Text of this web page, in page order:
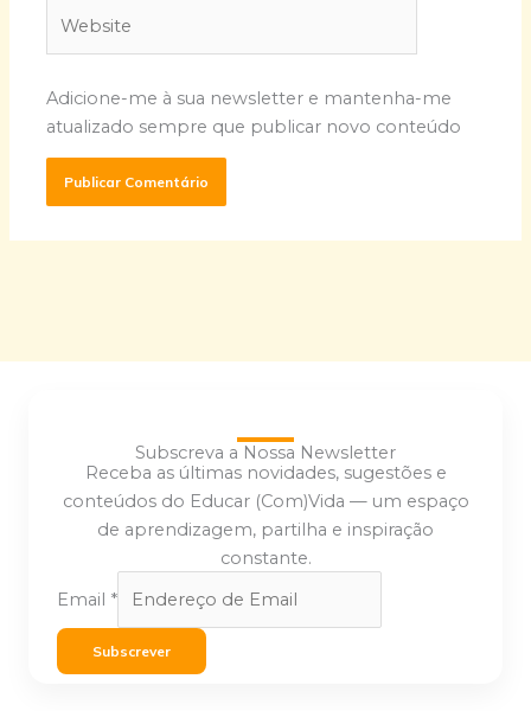
Adicione-me à sua newsletter e mantenha-me
atualizado sempre que publicar novo conteúdo
Subscreva a Nossa Newsletter
Receba as últimas novidades, sugestões e
conteúdos do Educar (Com)Vida — um espaço
de aprendizagem, partilha e inspiração
constante.
Email *
Subscrever